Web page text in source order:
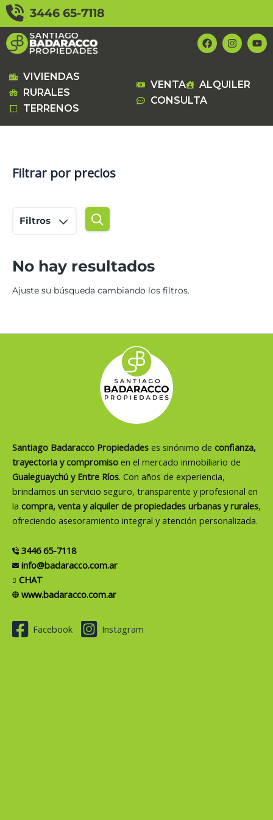
contenido
3446 65-7118
F
a
c
o
k
I
n
s
g
Y
o
u
VIVIENDAS
RURALES
TERRENOS
VENTA
ALQUILER
CONSULTA
Filtrar por precios
Filtros
No hay resultados
Ajuste su búsqueda cambiando los filtros.
Santiago Badaracco Propiedades es sinónimo de confianza,
trayectoria y compromiso en el mercado inmobiliario de
Gualeguaychú y Entre Ríos. Con años de experiencia,
brindamos un servicio seguro, transparente y profesional en
la compra, venta y alquiler de propiedades urbanas y rurales,
ofreciendo asesoramiento integral y atención personalizada.
3446 65-7118
info@badaracco.com.ar
CHAT
www.badaracco.com.ar
Facebook Instagram